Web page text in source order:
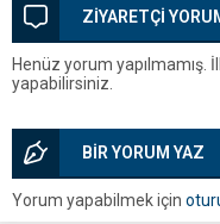
ZİYARETÇİ
Henüz yorum yapılmamış.
yapabilirsiniz.
BİR YORUM YAZ
Yorum yapabilmek için